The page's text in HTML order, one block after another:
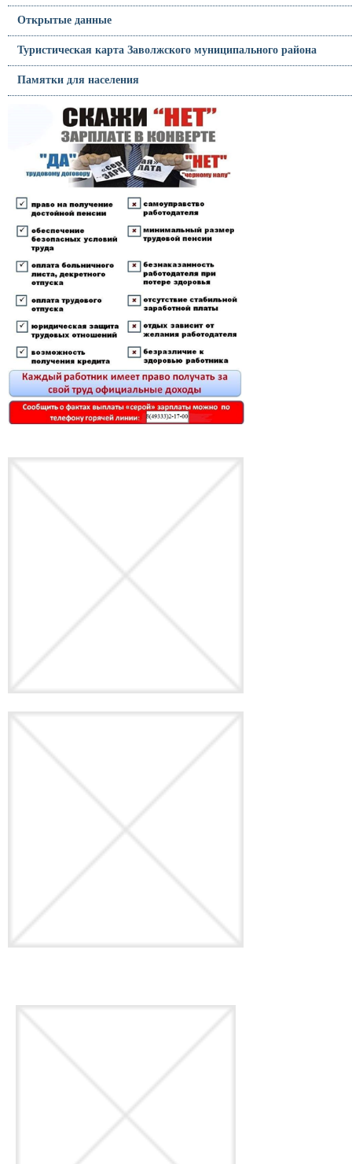
Открытые данные
Туристическая карта Заволжского муниципального района
Памятки для населения